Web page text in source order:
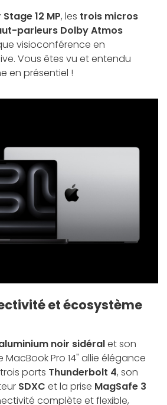
12 MP, les trois micros
parleurs Dolby Atmos
visioconférence en
Vous êtes vu et entendu
en présentiel !
et écosystème
noir sidéralet son
Pro 14" allie élégance
ports Thunderbolt 4, son
SDXC et la prise MagSafe 3
complète et flexible,